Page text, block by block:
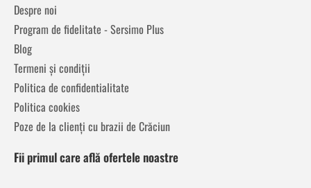
Despre noi
Program de fidelitate - Sersimo Plus
Blog
Termeni și condiții
Politica de confidentialitate
Politica cookies
Poze de la clienți cu brazii de Crăciun
Fii primul care află ofertele noastre